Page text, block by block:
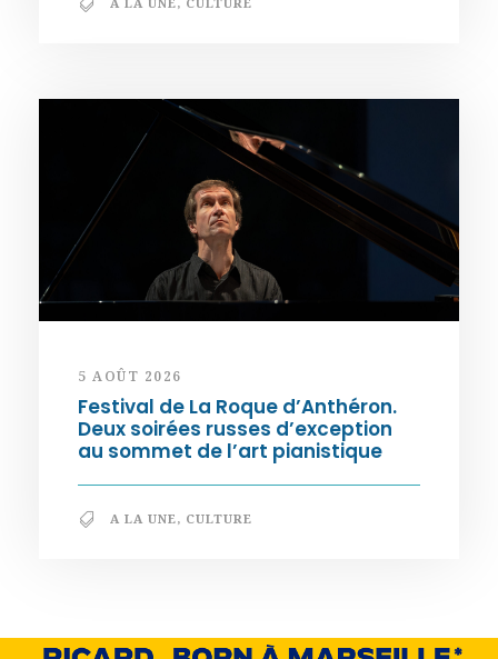
5 AOÛT 2026
Festival de La Roque d’Anthéron.
Deux soirées russes d’exception
au sommet de l’art pianistique
A LA UNE, CULTURE